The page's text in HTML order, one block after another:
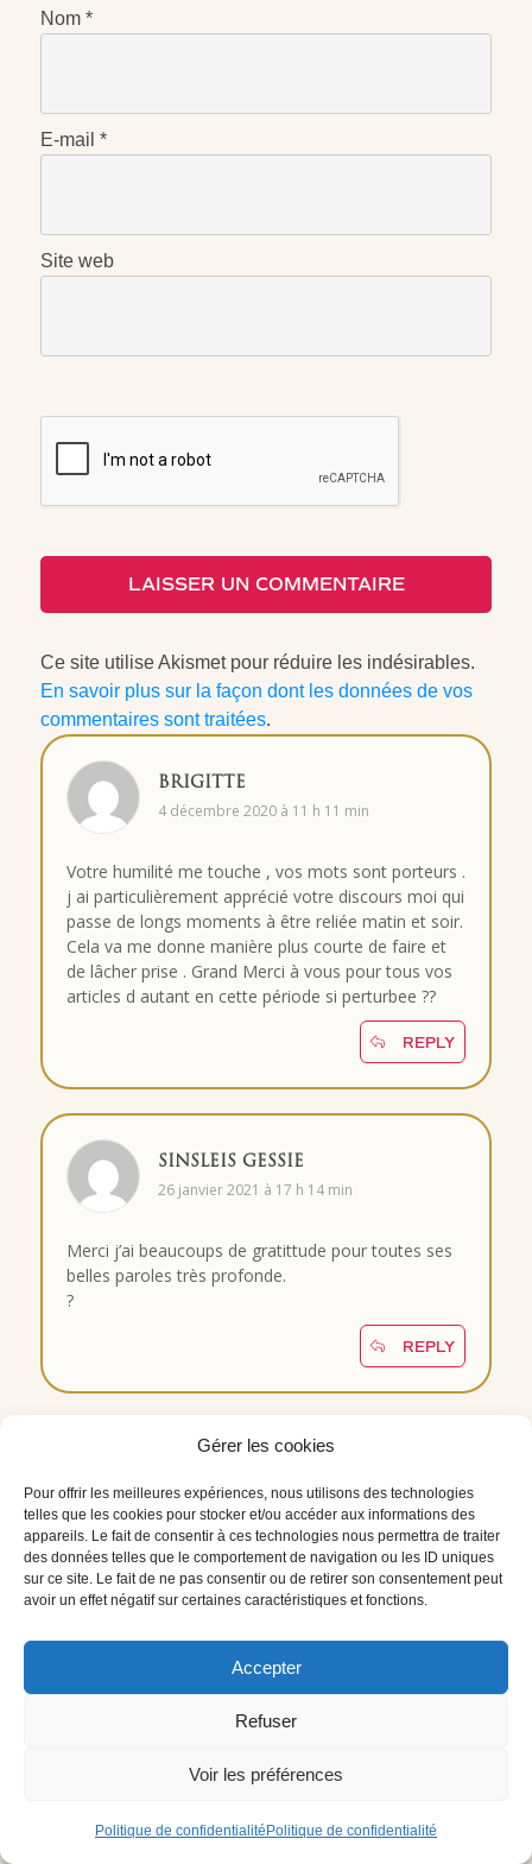
Gérer les cookies
Pour offrir les meilleures expériences, nous utilisons des technologies
telles que les cookies pour stocker et/ou accéder aux informations des
appareils. Le fait de consentir à ces technologies nous permettra de traiter
des données telles que le comportement de navigation ou les ID uniques
sur ce site. Le fait de ne pas consentir ou de retirer son consentement peut
avoir un effet négatif sur certaines caractéristiques et fonctions.
Accepter
Refuser
Voir les préférences
Politique de confidentialité Politique de confidentialité
Nom *
E-mail *
Site web
LAISSER UN COMMENTAIRE
Ce site utilise Akismet pour réduire les indésirables.
En savoir plus sur la façon dont les données de vos
commentaires sont traitées.
BRIGITTE
4 décembre 2020 à 11 h 11 min
Votre humilité me touche , vos mots sont porteurs .
j ai particulièrement apprécié votre discours moi qui
passe de longs moments à être reliée matin et soir.
Cela va me donne manière plus courte de faire et
de lâcher prise . Grand Merci à vous pour tous vos
articles d autant en cette période si perturbee ??
REPLY
SINSLEIS GESSIE
26 janvier 2021 à 17 h 14 min
Merci j’ai beaucoups de gratittude pour toutes ses
belles paroles très profonde.
?
REPLY
27 janvier 2022 à 19 h 35 min
Ce n’est pas un commentaire mais une question
que je me pose !!!
A-t-on un prénom au-niveau de notre âme ?
2 novembre 2023 à 6 h 36 min